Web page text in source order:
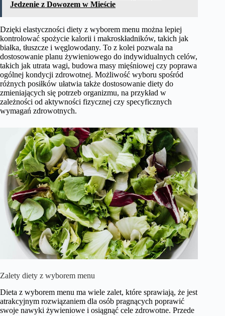
Jedzenie z Dowozem w Mieście
Dzięki elastyczności diety z wyborem menu można lepiej
kontrolować spożycie kalorii i makroskładników, takich jak
białka, tłuszcze i węglowodany. To z kolei pozwala na
dostosowanie planu żywieniowego do indywidualnych celów,
takich jak utrata wagi, budowa masy mięśniowej czy poprawa
ogólnej kondycji zdrowotnej. Możliwość wyboru spośród
różnych posiłków ułatwia także dostosowanie diety do
zmieniających się potrzeb organizmu, na przykład w
zależności od aktywności fizycznej czy specyficznych
wymagań zdrowotnych.
Zalety diety z wyborem menu
Dieta z wyborem menu ma wiele zalet, które sprawiają, że jest
atrakcyjnym rozwiązaniem dla osób pragnących poprawić
swoje nawyki żywieniowe i osiągnąć cele zdrowotne. Przede